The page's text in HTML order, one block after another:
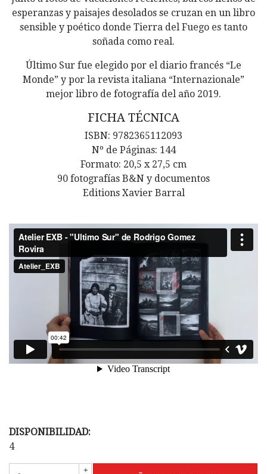
esperanzas y paisajes desolados se cruzan en un libro
sensible y poético donde Tierra del Fuego es tanto
soñada como real.
Último Sur fue elegido por el diario francés “Le
Monde” y por la revista italiana “Internazionale”
mejor libro de fotografía del año 2019.
FICHA TÉCNICA
ISBN: 9782365112093
Nº de Páginas: 144
Formato: 20,5 x 27,5 cm
90 fotografías B&N y documentos
Editions Xavier Barral
DISPONIBILIDAD:
4
+